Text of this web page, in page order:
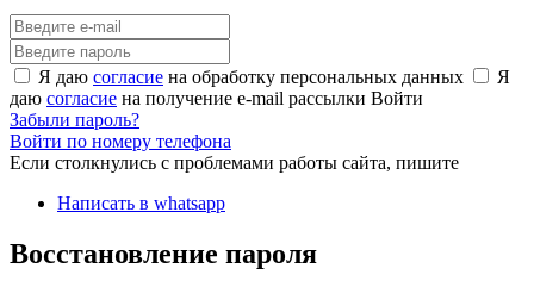
Я даю согласие на обработку персональных данных
Я
даю согласие на получение e-mail рассылки Войти
Забыли пароль?
Войти по номеру телефона
Если столкнулись с проблемами работы сайта, пишите
Написать в whatsapp
Восстановление пароля